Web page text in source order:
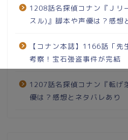
1208話名探偵コナン『Ｊリ
スル)』脚本や声優は？感想
【コナン本誌】1166話「先
考察！宝石強盗事件が完結
1207話名探偵コナン『転げ
優は？感想とネタバレあり